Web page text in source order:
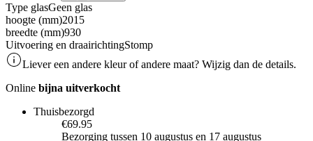
Type glasGeen glas
hoogte (mm)2015
breedte (mm)930
Uitvoering en draairichtingStomp
Liever een andere kleur of andere maat? Wijzig dan de details.
Online bijna uitverkocht
Thuisbezorgd
€69.95
Bezorging tussen 10 augustus en 17 augustus